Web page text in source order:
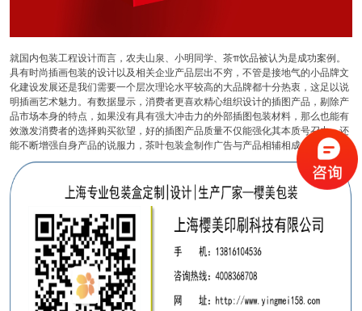
就国内包装工程设计而言，农夫山泉、小明同学、茶π饮品被认为是成功案例。
具有时尚插画包装的设计以及相关企业产品层出不穷，不管是接地气的小品牌文
化建设发展还是我们需要一个层次理论水平较高的大品牌都十分热衷，这足以说
明插画艺术魅力。有数据显示，消费者更喜欢精心组织设计的插图产品，剔除产
品市场本身的特点，如果没有具有强大冲击力的外部插图包装材料，那么也能有
效激发消费者的选择购买欲望，好的插图产品质量不仅能强化其本质号召力，还
能不断增强自身产品的说服力，茶叶包装盒制作广告与产品相辅相成。